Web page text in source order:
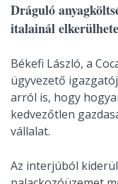
Dráguló
italainál
Békefi László, a
ügyvezető
arról is, hogy
kedvezőtlen
vállalat.
Az interjúból